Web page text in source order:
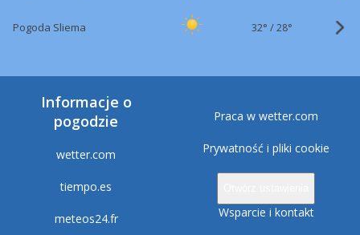
Pogoda Sliema 32° /28°
Informacje o
pogodzie
wetter.com
tiempo.es
meteos24.fr
Praca w wetter.com
Prywatność i pliki cookie
Wsparcie i kontakt